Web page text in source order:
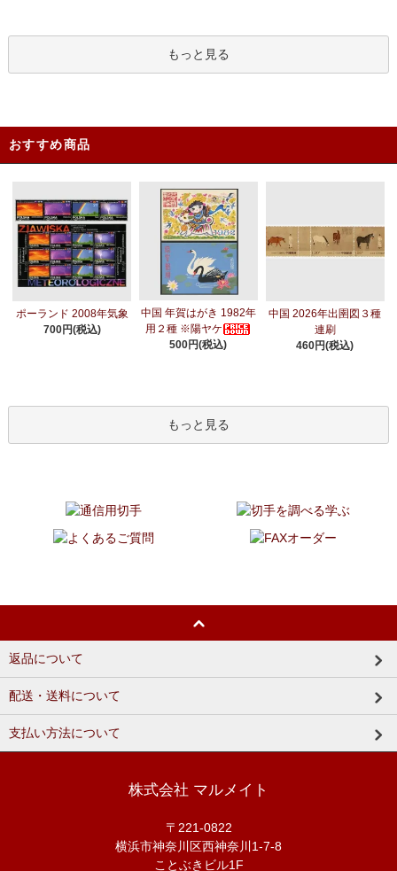
もっと見る
おすすめ商品
ポーランド 2008年気象
700円(税込)
中国 年賀はがき 1982年
用２種 ※陽ヤケ
500円(税込)
中国 2026年出圉図３種
連刷
460円(税込)
もっと見る
返品について
配送・送料について
支払い方法について
株式会社 マルメイト
〒221-0822
横浜市神奈川区西神奈川1-7-8
ことぶきビル1F